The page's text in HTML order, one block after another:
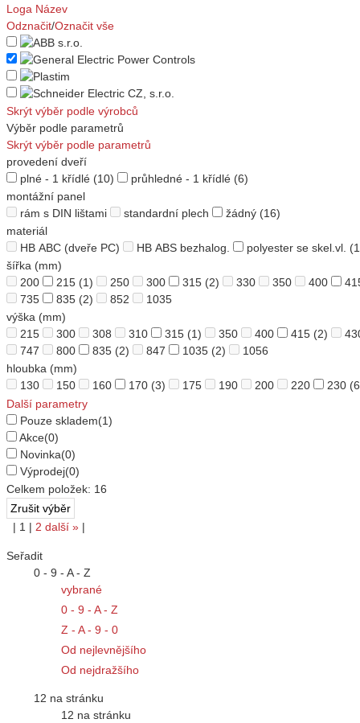
Loga Název
Odznačit/Označit vše
Skrýt výběr podle výrobců
Výběr podle parametrů
Skrýt výběr podle parametrů
provedení dveří
plné - 1 křídlé (10) průhledné - 1 křídlé (6)
montážní panel
rám s DIN lištami
standardní plech žádný (16)
materiál
HB ABC (dveře PC)
HB ABS bezhalog. polyester se skel.vl.
šířka (mm)
200
215 (1) 250 300 315 (2) 330 350 400
735
835 (2) 852
1035
výška (mm)
215
300 308 310 315 (1) 350 400 415 (2)
747
800 835 (2) 847 1035 (2)
1056
hloubka (mm)
130
150 160 170 (3) 175 190 200 220 230
Další parametry
Pouze skladem(1)
Akce(0)
Novinka(0)
Výprodej(0)
Celkem položek: 16
| 1 | 2 další » |
Seřadit
0 - 9 - A - Z
vybrané
0 - 9 - A - Z
Z - A - 9 - 0
Od nejlevnějšího
Od nejdražšího
12 na stránku
12 na stránku